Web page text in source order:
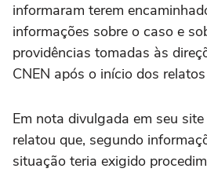
informaram terem
informações sobre o caso e
providências tomadas às
CNEN após o início dos
Em nota divulgada em seu
relatou que, segundo
situação teria exigido